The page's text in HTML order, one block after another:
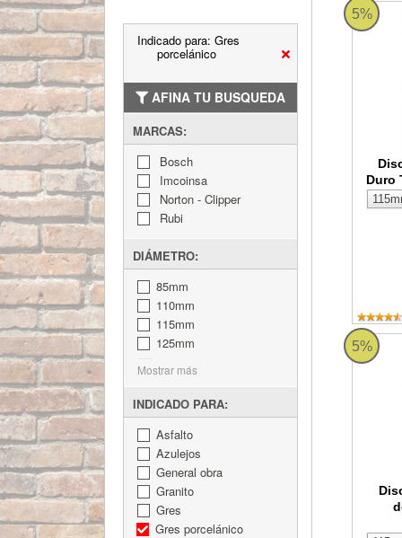
Indicado para: Gres
porcelánico
AFINA TU BUSQUEDA
MARCAS:
Bosch
Imcoinsa
Norton - Clipper
Rubi
DIÁMETRO:
85mm
110mm
115mm
125mm
Mostrar más
INDICADO PARA:
Asfalto
Azulejos
General obra
Granito
Gres
Gres porcelánico
5%
Duro
Disco
5%
Disco